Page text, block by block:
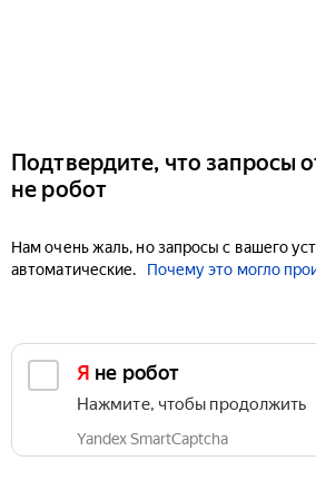
Подтвердите, что запросы
не робот
Нам очень жаль, но запросы с вашего
автоматические.
Почему это могло
Я не робот
Нажмите, чтобы продолжить
Yandex SmartCaptcha